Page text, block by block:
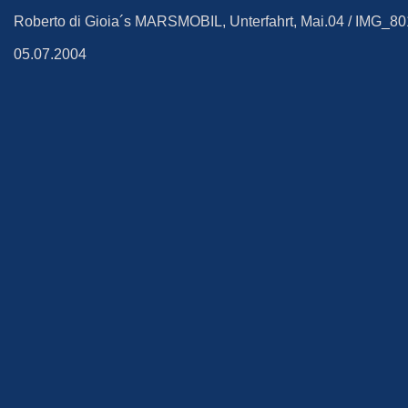
Roberto di Gioia´s MARSMOBIL, Unterfahrt, Mai.04 /
05.07.2004